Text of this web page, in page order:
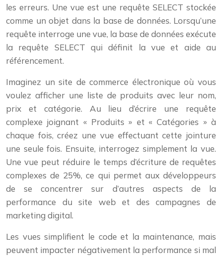
les erreurs. Une vue est une requête SELECT stockée
comme un objet dans la base de données. Lorsqu’une
requête interroge une vue, la base de données exécute
la requête SELECT qui définit la vue et aide au
référencement.
Imaginez un site de commerce électronique où vous
voulez afficher une liste de produits avec leur nom,
prix et catégorie. Au lieu d’écrire une requête
complexe joignant « Produits » et « Catégories » à
chaque fois, créez une vue effectuant cette jointure
une seule fois. Ensuite, interrogez simplement la vue.
Une vue peut réduire le temps d’écriture de requêtes
complexes de 25%, ce qui permet aux développeurs
de se concentrer sur d’autres aspects de la
performance du site web et des campagnes de
marketing digital.
Les vues simplifient le code et la maintenance, mais
peuvent impacter négativement la performance si mal